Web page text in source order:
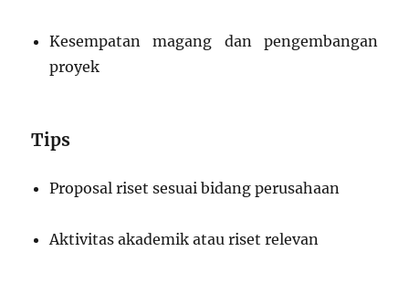
Kesempatan magang dan pengembangan
proyek
Tips
Proposal riset sesuai bidang perusahaan
Aktivitas akademik atau riset relevan